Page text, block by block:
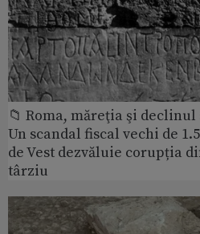
📁 Roma, măreţia şi declinul
Un scandal fiscal vechi de
de Vest dezvăluie corupția
târziu